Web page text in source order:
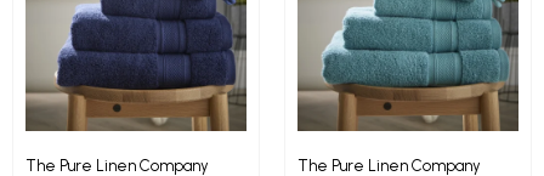
The Pure Linen Company The Pure Linen Company